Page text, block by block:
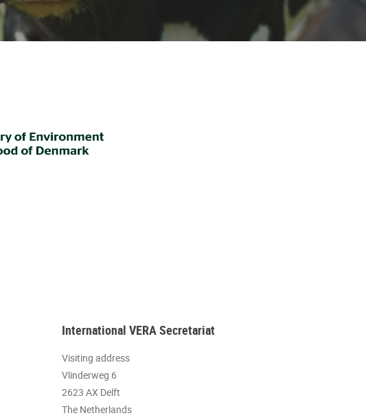
International VERA Secretariat
Visiting address
Vlinderweg 6
2623 AX Delft
The Netherlands